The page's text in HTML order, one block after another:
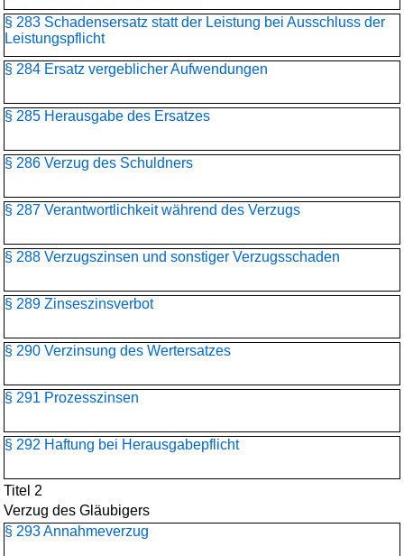
§ 283 Schadensersatz statt der Leistung bei Ausschluss der
Leistungspflicht
§ 284 Ersatz vergeblicher Aufwendungen
§ 285 Herausgabe des Ersatzes
§ 286 Verzug des Schuldners
§ 287 Verantwortlichkeit während des Verzugs
§ 288 Verzugszinsen und sonstiger Verzugsschaden
§ 289 Zinseszinsverbot
§ 290 Verzinsung des Wertersatzes
§ 291 Prozesszinsen
§ 292 Haftung bei Herausgabepflicht
Titel 2
Verzug des Gläubigers
§ 293 Annahmeverzug